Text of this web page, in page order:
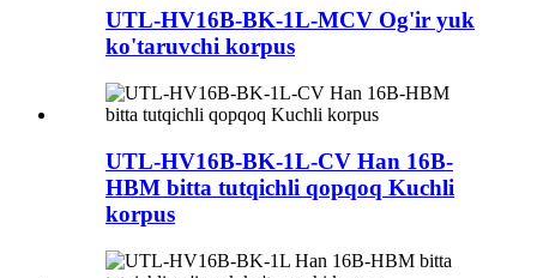
UTL-HV16B-BK-1L-MCV Og'ir yuk
ko'taruvchi korpus
UTL-HV16B-BK-1L-CV Han 16B-
HBM bitta tutqichli qopqoq Kuchli
korpus